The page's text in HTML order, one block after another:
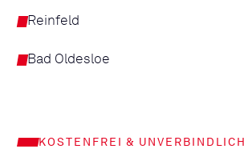
Reinfeld
Bad Oldesloe
KOSTENFREI & UNVERBINDLICH